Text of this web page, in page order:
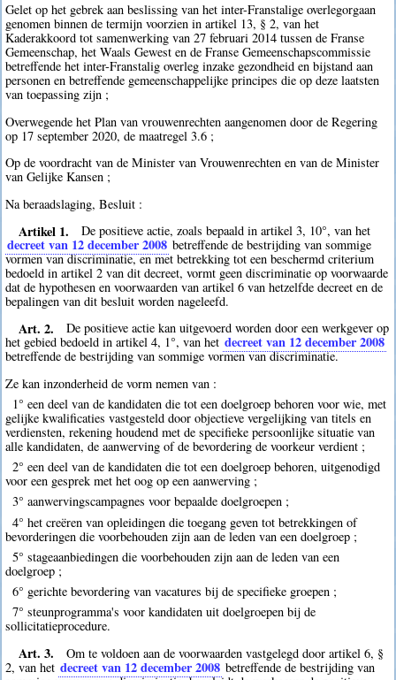
Gelet op het gebrek aan beslissing van het inter-Franstalige overlegorgaan
genomen binnen de termijn voorzien in artikel 13, § 2, van het
Kaderakkoord tot samenwerking van 27 februari 2014 tussen de Franse
Gemeenschap, het Waals Gewest en de Franse Gemeenschapscommissie
betreffende het inter-Franstalig overleg inzake gezondheid en bijstand aan
personen en betreffende gemeenschappelijke principes die op deze laatsten
van toepassing zijn ;
Overwegende het Plan van vrouwenrechten aangenomen door de Regering
op 17 september 2020, de maatregel 3.6 ;
Op de voordracht van de Minister van Vrouwenrechten en van de Minister
van Gelijke Kansen ;
Na beraadslaging, Besluit :
Artikel 1. De positieve actie, zoals bepaald in artikel 3, 10°, van het
decreet van 12 december 2008 betreffende de bestrijding van sommige
vormen van discriminatie, en met betrekking tot een beschermd criterium
bedoeld in artikel 2 van dit decreet, vormt geen discriminatie op voorwaarde
dat de hypothesen en voorwaarden van artikel 6 van hetzelfde decreet en de
bepalingen van dit besluit worden nageleefd.
Art. 2.
De positieve actie kan uitgevoerd worden door een werkgever op
het gebied bedoeld in artikel 4, 1°, van het decreet van 12 december 2008
betreffende de bestrijding van sommige vormen van discriminatie.
Ze kan inzonderheid de vorm nemen van :
1° een deel van de kandidaten die tot een doelgroep behoren voor wie, met
gelijke kwalificaties vastgesteld door objectieve vergelijking van titels en
verdiensten, rekening houdend met de specifieke persoonlijke situatie van
alle kandidaten, de aanwerving of de bevordering de voorkeur verdient ;
2° een deel van de kandidaten die tot een doelgroep behoren, uitgenodigd
voor een gesprek met het oog op een aanwerving ;
3° aanwervingscampagnes voor bepaalde doelgroepen ;
4° het creëren van opleidingen die toegang geven tot betrekkingen of
bevorderingen die voorbehouden zijn aan de leden van een doelgroep ;
5° stageaanbiedingen die voorbehouden zijn aan de leden van een
doelgroep ;
6° gerichte bevordering van vacatures bij de specifieke groepen ;
7° steunprogramma's voor kandidaten uit doelgroepen bij de
sollicitatieprocedure.
Art. 3.
Om te voldoen aan de voorwaarden vastgelegd door artikel 6, §
2, van het decreet van 12 december 2008 betreffende de bestrijding van